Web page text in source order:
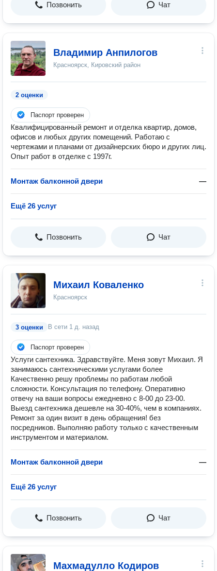
Позвонить Чат
Владимир Анпилогов
Красноярск, Кировский район
2 оценки
Паспорт проверен
Квалифицированный ремонт и отделка квартир, домов,
офисов и любых других помещений. Работаю с
чертежами и планами от дизайнерских бюро и других лиц.
Опыт работ в отделке с 1997г.
Монтаж балконной двери —
Ещё 26 услуг
Позвонить Чат
Михаил Коваленко
Красноярск
3 оценки В сети 1 д. назад
Паспорт проверен
Услуги сантехника. Здравствуйте. Меня зовут Михаил. Я
занимаюсь сантехническими услугами более
Качественно решу проблемы по работам любой
сложности. Консультация по телефону. Оперативно
отвечу на ваши вопросы ежедневно с 8-00 до 23-00.
Выезд сантехника дешевле на 30-40%, чем в компаниях.
Ремонт за один визит в день обращения! без
посредников. Выполняю работу только с качественным
инструментом и материалом.
Монтаж балконной двери —
Ещё 26 услуг
Позвонить Чат
Махмадулло Кодиров